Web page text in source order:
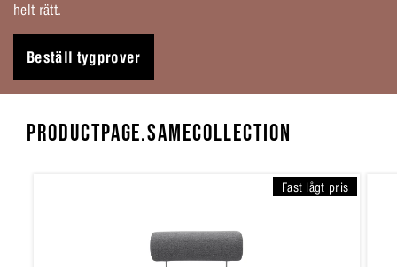
helt rätt.
Beställ tygprover
PRODUCTPAGE.SAMECOLLECTION
Fast lågt pris